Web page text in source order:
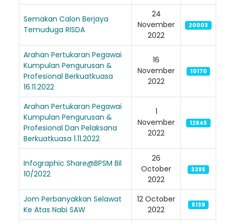
Semakan Calon Berjaya
Temuduga RISDA
24
November
2022
20003
Arahan Pertukaran Pegawai
Kumpulan Pengurusan &
Profesional Berkuatkuasa
16.11.2022
16
November
2022
10170
Arahan Pertukaran Pegawai
Kumpulan Pengurusan &
Profesional Dan Pelaksana
Berkuatkuasa 1.11.2022
1
November
2022
12845
Infographic Share@BPSM Bil
10/2022
26
October
2022
3285
Jom Perbanyakkan Selawat
Ke Atas Nabi SAW
12 October
2022
5139